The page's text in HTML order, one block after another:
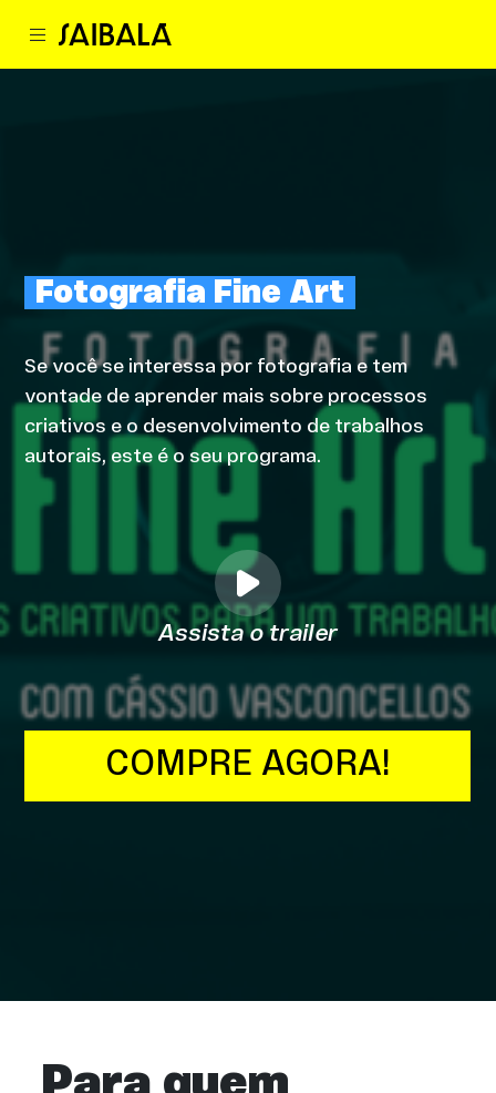
Fotografia Fine Art
Se você se interessa por fotografia e tem
vontade de aprender mais sobre processos
criativos e o desenvolvimento de trabalhos
autorais, este é o seu programa.
Assista o trailer
COMPRE AGORA!
Para quem